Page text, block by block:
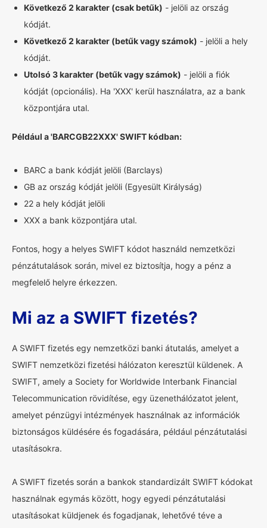
Következő 2 karakter (csak betűk) - jelöli az ország
kódját.
Következő 2 karakter (betűk vagy számok) - jelöli a hely
kódját.
Utolsó 3 karakter (betűk vagy számok) - jelöli a fiók
kódját (opcionális). Ha 'XXX' kerül használatra, az a bank
központjára utal.
Például a 'BARCGB22XXX' SWIFT kódban:
BARC a bank kódját jelöli (Barclays)
GB az ország kódját jelöli (Egyesült Királyság)
22 a hely kódját jelöli
XXX a bank központjára utal.
Fontos, hogy a helyes SWIFT kódot használd nemzetközi
pénzátutalások során, mivel ez biztosítja, hogy a pénz a
megfelelő helyre érkezzen.
Mi az a SWIFT fizetés?
A SWIFT fizetés egy nemzetközi banki átutalás, amelyet a
SWIFT nemzetközi fizetési hálózaton keresztül küldenek. A
SWIFT, amely a Society for Worldwide Interbank Financial
Telecommunication rövidítése, egy üzenethálózatot jelent,
amelyet pénzügyi intézmények használnak az információk
biztonságos küldésére és fogadására, például pénzátutalási
utasításokra.
A SWIFT fizetés során a bankok standardizált SWIFT kódokat
használnak egymás között, hogy egyedi pénzátutalási
utasításokat küldjenek és fogadjanak, lehetővé téve a